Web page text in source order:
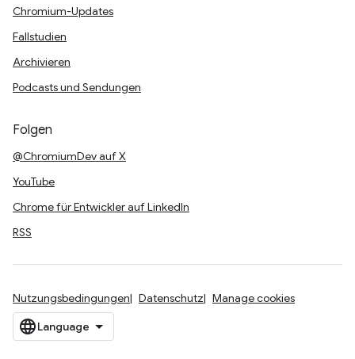
Chromium-Updates
Fallstudien
Archivieren
Podcasts und Sendungen
Folgen
@ChromiumDev auf X
YouTube
Chrome für Entwickler auf LinkedIn
RSS
Nutzungsbedingungen Datenschutz Manage cookies